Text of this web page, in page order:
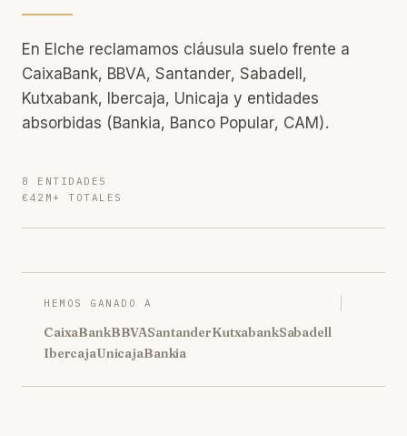
En Elche reclamamos cláusula suelo frente a
CaixaBank, BBVA, Santander, Sabadell,
Kutxabank, Ibercaja, Unicaja y entidades
absorbidas (Bankia, Banco Popular, CAM).
8 ENTIDADES
€42M+ TOTALES
HEMOS GANADO A
CaixaBankBBVASantanderKutxabankSabadell
IbercajaUnicajaBankia